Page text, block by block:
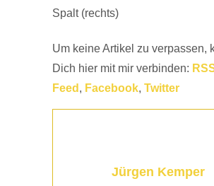
Spalt (rechts)
Um keine Artikel zu verpassen,
Dich hier mit mir verbinden:
Feed , Facebook, Twitter
Jürgen Kemper